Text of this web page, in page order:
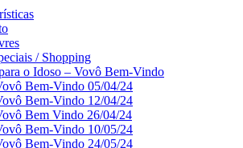
/ Shopping
o Idoso – Vovô Bem-Vindo
Bem-Vindo 05/04/24
Bem-Vindo 12/04/24
Bem Vindo 26/04/24
Bem-Vindo 10/05/24
Bem-Vindo 24/05/24